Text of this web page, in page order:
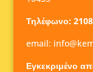
Τηλέφωνο:
email:
Εγκεκριμένο